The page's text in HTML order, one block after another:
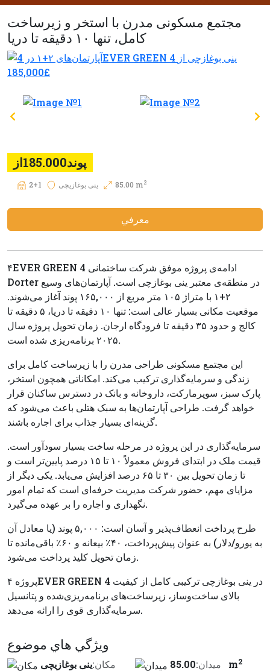
مجتمع مسکونی مدرن با استخر و زیرساخت
کامل، تنها ۱۰ دقیقه تا دریا
پوند185.000از
2+1 ینی بوغازیچی 85.00 m2
معرفي
۴EVER GREEN 4 ادامه‌ی پروژه موفق شرکت ساختمانی
Dorter در منطقه‌ی معتبر ینی بوغازچی است. آپارتمان‌های وسیع
۲+۱ با متراژ ۱۰۵ متر مربع از ۱۶۵,۰۰۰ پوند آغاز می‌شوند.
موقعیت مکانی بسیار عالی است: تنها ۱۰ دقیقه تا دریا، ۵ دقیقه تا
کالج و حدود ۳۵ دقیقه تا فرودگاه ارجان. زمان تحویل پروژه سال
۲۰۲۵ برنامه‌ریزی شده است.
این مجتمع مسکونی طراحی مدرن را با زیرساخت کامل برای
زندگی و سرمایه‌گذاری ترکیب می‌کند. امکاناتی همچون استخر،
پارک سبز، سوپرمارکت، داروخانه و بانک در دسترس ساکنان قرار
خواهد گرفت. طراحی آپارتمان‌ها به سبک هتلی باعث می‌شود که
گزینه‌ای بسیار جذاب برای اجاره باشند.
سرمایه‌گذاری در این پروژه در مرحله ساخت بسیار سودآور است.
قیمت ملک در ابتدای فروش معمولاً ۱۰ تا ۱۵ درصد پایین‌تر است و
تا زمان تحویل بین ۳۰ تا ۶۵ درصد افزایش می‌یابد. یکی دیگر از
مزایای مهم، حضور شرکت مدیریت حرفه‌ای است که تمام امور
نگهداری و اجاره را بر عهده می‌گیرد.
طرح پرداخت انعطاف‌پذیر و آسان است: ۵,۰۰۰ پوند (یا معادل آن
به یورو/دلار) به عنوان پیش‌پرداخت، ۴۰٪ بیعانه و ۶۰٪ باقی‌مانده تا
زمان تحویل کلید پرداخت می‌شود.
پروژه ۴EVER GREEN 4 در ینی بوغازچی ترکیبی کامل از کیفیت
بالای ساخت‌وساز، زیرساخت‌های برنامه‌ریزی‌شده و پتانسیل
سرمایه‌گذاری قوی را ارائه می‌دهد.
ويژگي هاي موضوع
مكان:ینی بوغازیچی ميدان: 85.00 m2